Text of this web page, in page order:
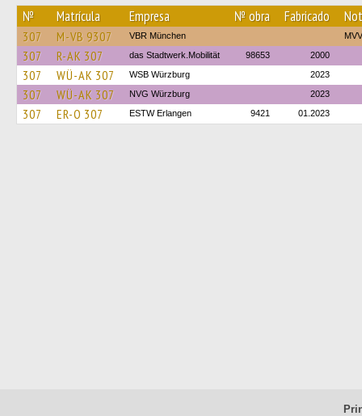
№ Matrícula Empresa № obra Fabricado
307 M-VB 9307 VBR München
307 R-AK 307 das Stadtwerk.Mobilität 98653 2000
307 WÜ-AK 307 WSB Würzburg 2023
307 WÜ-AK 307 NVG Würzburg 2023
307 ER-O 307 ESTW Erlangen 9421 01.2023